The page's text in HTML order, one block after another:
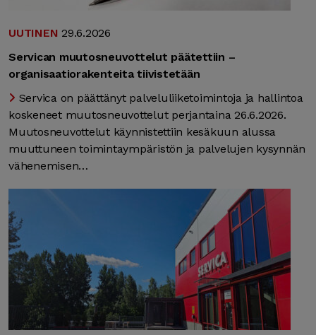
UUTINEN 29.6.2026
Servican muutosneuvottelut päätettiin –
organisaatiorakenteita tiivistetään
Servica on päättänyt palveluliiketoimintoja ja hallintoa
koskeneet muutosneuvottelut perjantaina 26.6.2026.
Muutosneuvottelut käynnistettiin kesäkuun alussa
muuttuneen toimintaympäristön ja palvelujen kysynnän
vähenemisen…